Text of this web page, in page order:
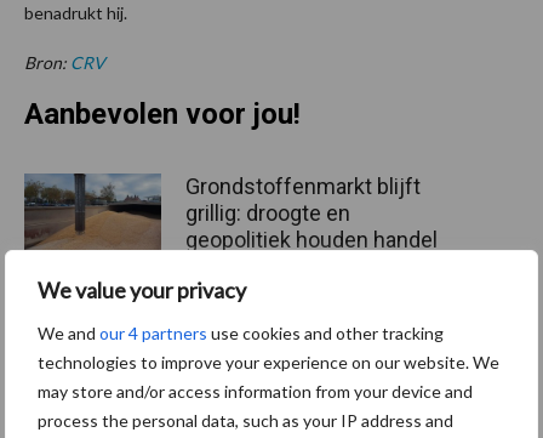
We value your privacy
We and our 4 partners use cookies and other tracking
technologies to improve your experience on our website. We
may store and/or access information from your device and
process the personal data, such as your IP address and
benadrukt hij.
Bron: CRV
Aanbevolen voor jou!
Grondstoffenmarkt blijft
grillig: droogte en
geopolitiek houden handel
onderschatte risicofactor
voor mastitis